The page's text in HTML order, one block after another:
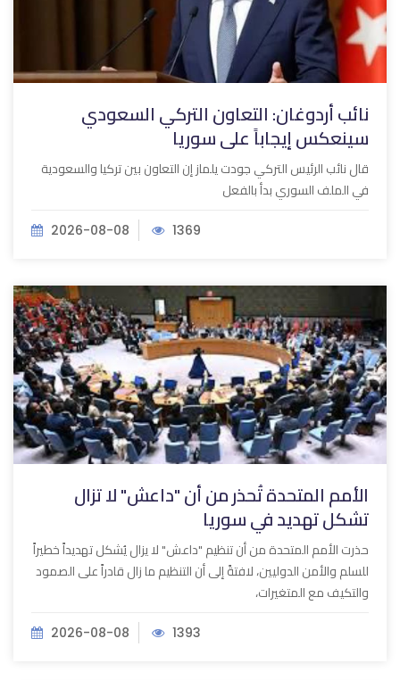
نائب أردوغان: التعاون التركي السعودي
سينعكس إيجاباً على سوريا
قال نائب الرئيس التركي جودت يلماز إن التعاون بين تركيا والسعودية
في الملف السوري بدأ بالفعل
2026-08-08 1369
الأمم المتحدة تُحذر من أن "داعش" لا تزال
تشكل تهديد في سوريا
حذرت الأمم المتحدة من أن تنظيم "داعش" لا يزال يُشكل تهديداً خطيراً
للسلم والأمن الدوليين، لافتةً إلى أن التنظيم ما زال قادراً على الصمود
والتكيف مع المتغيرات،
2026-08-08 1393